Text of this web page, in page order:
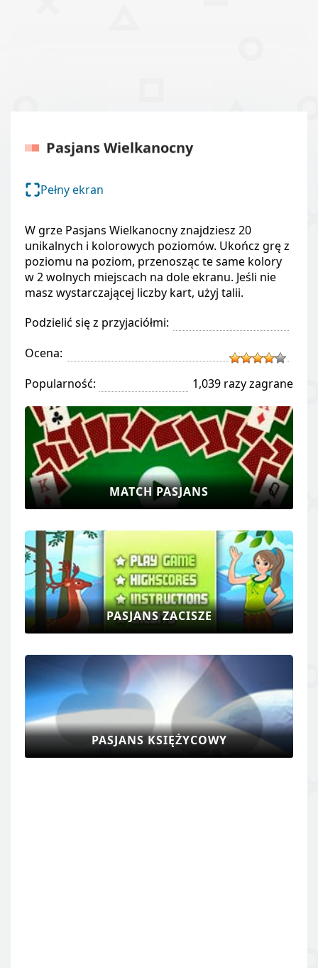
Pasjans Wielkanocny
Pełny ekran
W grze Pasjans Wielkanocny znajdziesz 20
unikalnych i kolorowych poziomów. Ukończ grę z
poziomu na poziom, przenosząc te same kolory
w 2 wolnych miejscach na dole ekranu. Jeśli nie
masz wystarczającej liczby kart, użyj talii.
Podzielić się z przyjaciółmi:
Ocena:
Popularność:
1,039 razy zagrane
MATCH PASJANS
PASJANS ZACISZE
PASJANS KSIĘŻYCOWY